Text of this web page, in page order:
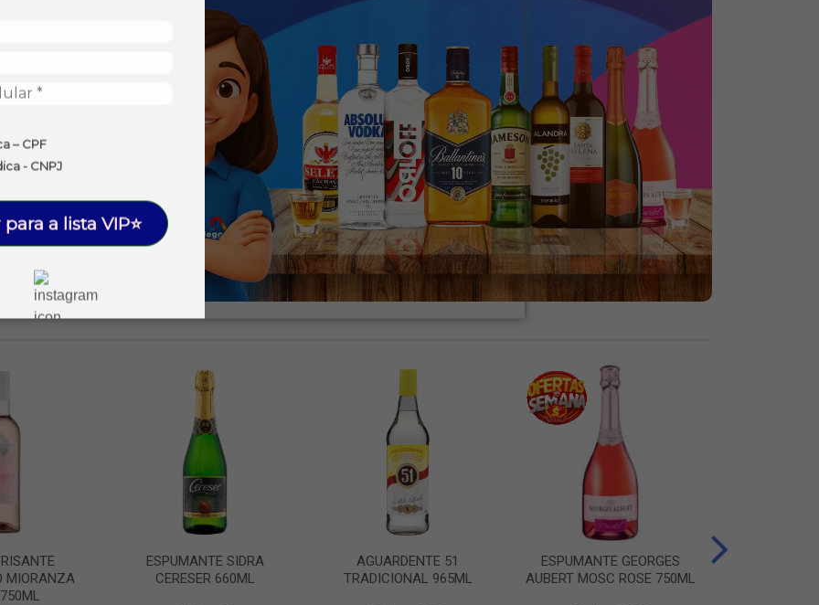
– CPF
- CNPJ
a lista VIP⭐
MIORANZA
ESPUMANTE SIDRA
CERESER 660ML
AGUARDENTE 51
TRADICIONAL 965ML
ESPUMANTE GEORGES
AUBERT MOSC ROSE 750ML